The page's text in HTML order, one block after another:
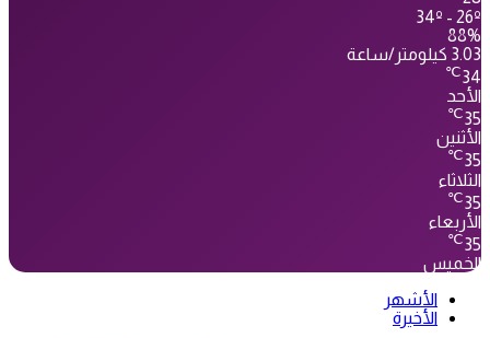
34º - 26º
88%
3.03 كيلومتر/ساعة
34
℃
الأحد
35
℃
الأثنين
35
℃
الثلاثاء
35
℃
الأربعاء
35
℃
الخميس
الأشهر
الأخيرة